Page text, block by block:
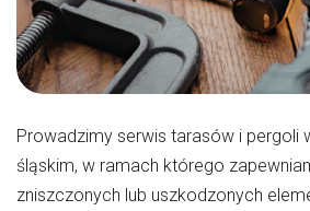
Prowadzimy serwis tarasów i pergoli
śląskim, w ramach którego
zniszczonych lub uszkodzonych